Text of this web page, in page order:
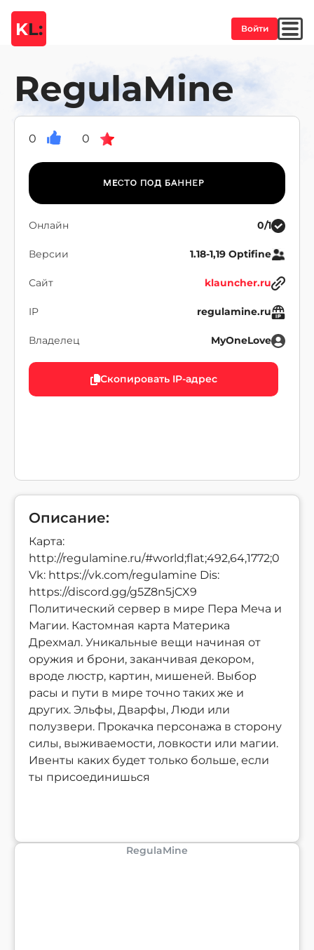
KL: Войти
RegulaMine
0 0
Онлайн 0/1
Версии 1.18-1,19 Optifine
Сайт klauncher.ru
IP regulamine.ru
Владелец MyOneLove
Скопировать IP-адрес
Описание:
Карта:
http://regulamine.ru/#world;flat;492,64,1772;0
Vk: https://vk.com/regulamine Dis:
https://discord.gg/g5Z8n5jCX9
Политический сервер в мире Пера Меча и
Магии. Кастомная карта Материка
Дрехмал. Уникальные вещи начиная от
оружия и брони, заканчивая декором,
вроде люстр, картин, мишеней. Выбор
расы и пути в мире точно таких же и
других. Эльфы, Дварфы, Люди или
полузвери. Прокачка персонажа в сторону
силы, выживаемости, ловкости или магии.
Ивенты каких будет только больше, если
ты присоединишься
RegulaMine